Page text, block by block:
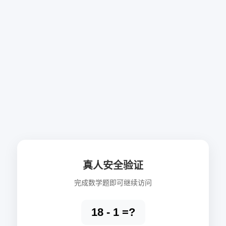
真人安全验证
完成数学题即可继续访问
18 - 1 =?